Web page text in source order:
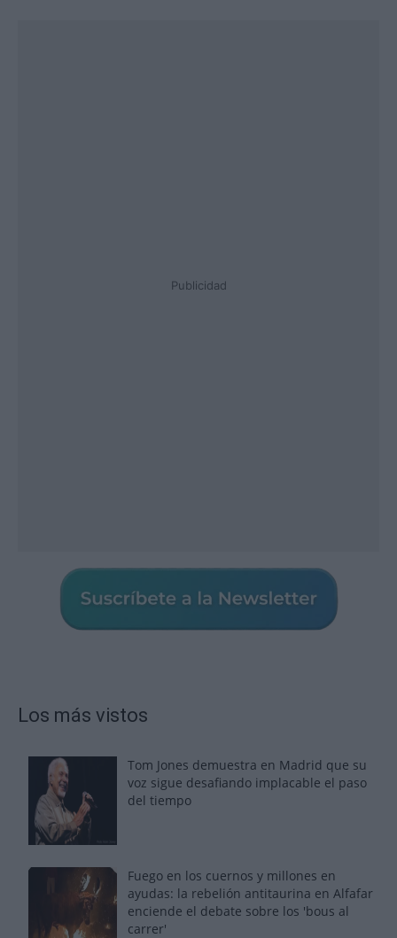
Publicidad
Los más vistos
Tom Jones demuestra en Madrid que su
voz sigue desafiando implacable el paso
del tiempo
Fuego en los cuernos y millones en
ayudas: la rebelión antitaurina en Alfafar
enciende el debate sobre los 'bous al
carrer'